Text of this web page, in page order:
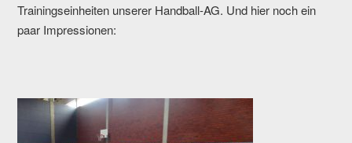
Trainingseinheiten unserer Handball-AG. Und hier noch ein
paar Impressionen: